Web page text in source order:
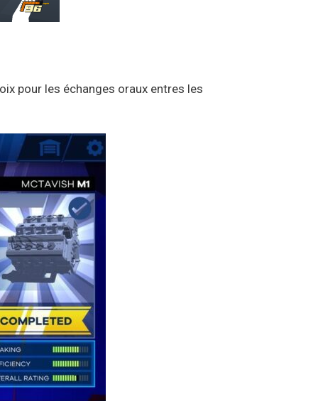
pour les échanges oraux entres les